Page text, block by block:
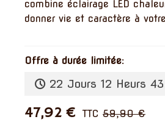
combine éclairage LED
donner vie et caractère à
Offre à durée limitée:
22 Jours 12 Heurs
47,92 € TTC 59,90 €